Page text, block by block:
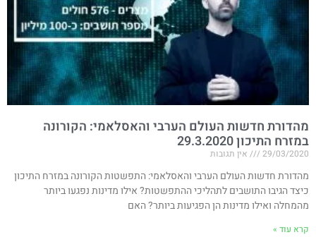
מהדורת חדשות העולם הערבי והאסלאמי: הקורונה
במזרח התיכון 29.3.2020
29/03/2020 אין תגובות
מהדורת חדשות העולם הערבי והאסלאמי: התפשטות הקורונה במזרח התיכון
כיצד הגיבו התושבים לתהליכי ההתפשטות? אילו מדינות נפגעו ביותר
מהמחלה ואילו מדינות הן הפגיעות ביותר? האם
קרא עוד »